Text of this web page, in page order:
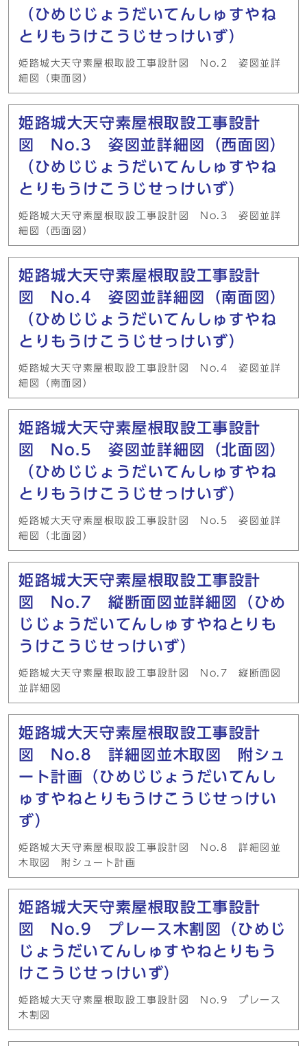
（ひめじじょうだいてんしゅすやね
とりもうけこうじせっけいず）
姫路城大天守素屋根取設工事設計図 No.2 姿図並詳
細図（東面図）
姫路城大天守素屋根取設工事設計
図 No.3 姿図並詳細図（西面図）
（ひめじじょうだいてんしゅすやね
とりもうけこうじせっけいず）
姫路城大天守素屋根取設工事設計図 No.3 姿図並詳
細図（西面図）
姫路城大天守素屋根取設工事設計
図 No.4 姿図並詳細図（南面図）
（ひめじじょうだいてんしゅすやね
とりもうけこうじせっけいず）
姫路城大天守素屋根取設工事設計図 No.4 姿図並詳
細図（南面図）
姫路城大天守素屋根取設工事設計
図 No.5 姿図並詳細図（北面図）
（ひめじじょうだいてんしゅすやね
とりもうけこうじせっけいず）
姫路城大天守素屋根取設工事設計図 No.5 姿図並詳
細図（北面図）
姫路城大天守素屋根取設工事設計
図 No.7 縦断面図並詳細図（ひめ
じじょうだいてんしゅすやねとりも
うけこうじせっけいず）
姫路城大天守素屋根取設工事設計図 No.7 縦断面図
並詳細図
姫路城大天守素屋根取設工事設計
図 No.8 詳細図並木取図 附シュ
ート計画（ひめじじょうだいてんし
ゅすやねとりもうけこうじせっけい
ず）
姫路城大天守素屋根取設工事設計図 No.8 詳細図並
木取図 附シュート計画
姫路城大天守素屋根取設工事設計
図 No.9 プレース木割図（ひめじ
じょうだいてんしゅすやねとりもう
けこうじせっけいず）
姫路城大天守素屋根取設工事設計図 No.9 プレース
木割図